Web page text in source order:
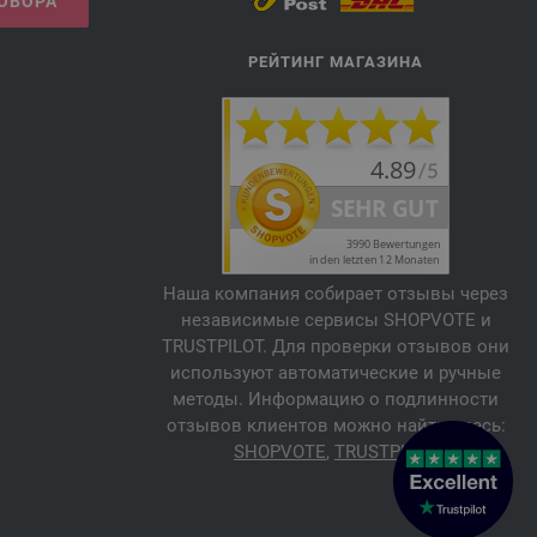
РЕЙТИНГ МАГАЗИНА
Наша компания собирает отзывы через
независимые сервисы SHOPVOTE и
TRUSTPILOT. Для проверки отзывов они
используют автоматические и ручные
методы. Информацию о подлинности
отзывов клиентов можно найти здесь:
SHOPVOTE, TRUSTPILOT